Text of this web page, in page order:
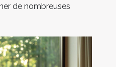
de nombreuses